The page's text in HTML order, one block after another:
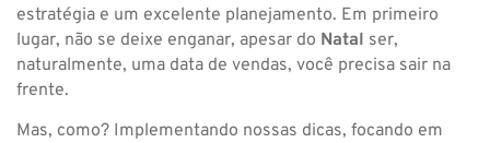
estratégia e um excelente planejamento. Em primeiro
lugar, não se deixe enganar, apesar do Natal ser,
naturalmente, uma data de vendas, você precisa sair na
frente.
Mas, como? Implementando nossas dicas, focando em